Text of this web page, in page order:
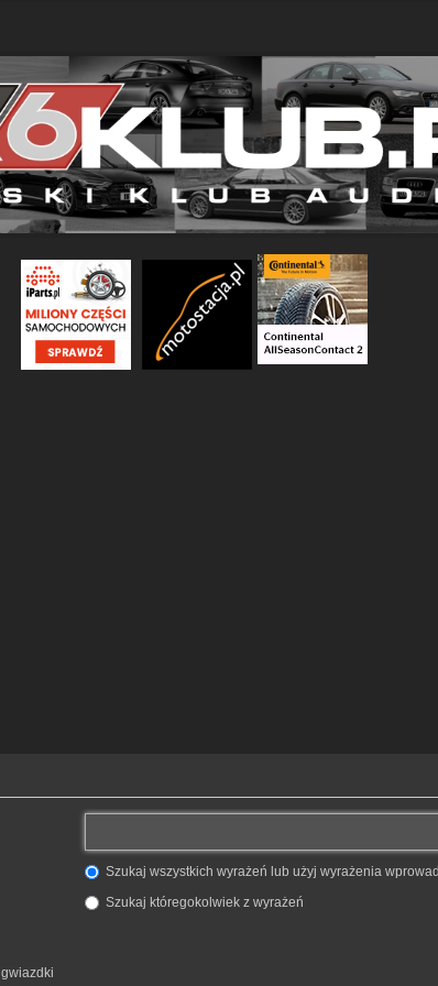
Szukaj wszystkich wyrażeń lub użyj wyrażenia
Szukaj któregokolwiek z wyrażeń